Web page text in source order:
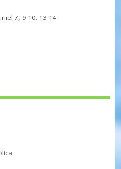
7, 9-10. 13-14